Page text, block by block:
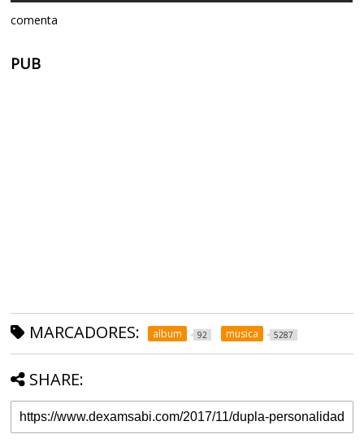
comenta
PUB
MARCADORES: album 92 musica 5287
SHARE: